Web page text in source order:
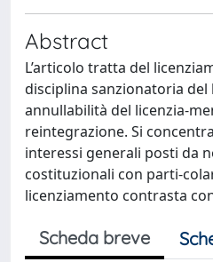
Abstract
L’articolo tratta del
disciplina sanzionatoria
annullabilità del licenzia-
reintegrazione. Si
interessi generali posti da
costituzionali con parti-
licenziamento contrasta
Scheda breve